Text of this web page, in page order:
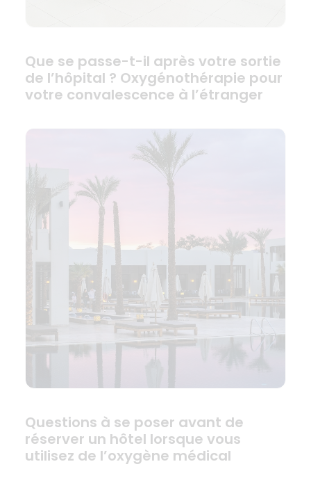
Que se passe-t-il après votre sortie
de l’hôpital ? Oxygénothérapie pour
votre convalescence à l’étranger
Questions à se poser avant de
réserver un hôtel lorsque vous
utilisez de l’oxygène médical